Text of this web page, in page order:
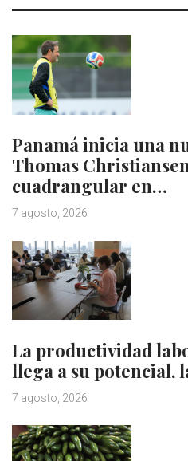
Panamá inicia una
Thomas
cuadrangular en…
7 agosto, 2026
La productividad
llega a su potencial,
7 agosto, 2026